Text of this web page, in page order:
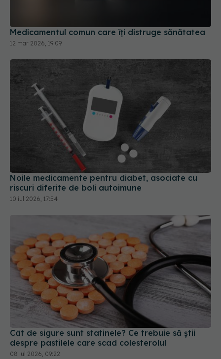
Noile medicamente pentru diabet, asociate cu
riscuri diferite de boli autoimune
Cât de sigure sunt statinele? Ce trebuie să știi
despre pastilele care scad colesterolul
08 iul 2026, 09:22